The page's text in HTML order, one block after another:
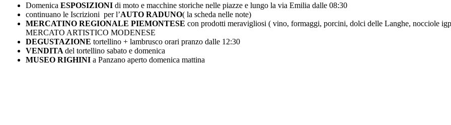
Domenica ESPOSIZIONI di moto e macchine storiche nelle piazze e lungo la via Emilia dalle 08:30
continuano le Iscrizioni per l’AUTO RADUNO( la scheda nelle note)
MERCATINO REGIONALE PIEMONTESE con prodotti meravigliosi ( vino, formaggi, porcini, dolci delle Langhe, nocciole
MERCATO ARTISTICO MODENESE
DEGUSTAZIONE tortellino + lambrusco orari pranzo dalle 12:30
VENDITA del tortellino sabato e domenica
MUSEO RIGHINI a Panzano aperto domenica mattina